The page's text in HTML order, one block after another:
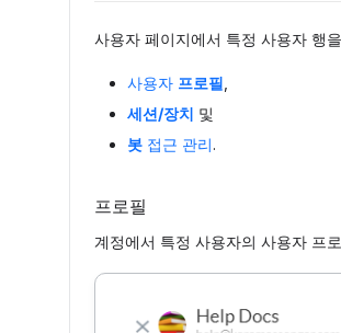
사용자 페이지에서 특정 사용자 행
사용자 프로필
세션/장치 및
봇 접근 관리.
프로필
계정에서 특정 사용자의 사용자 프